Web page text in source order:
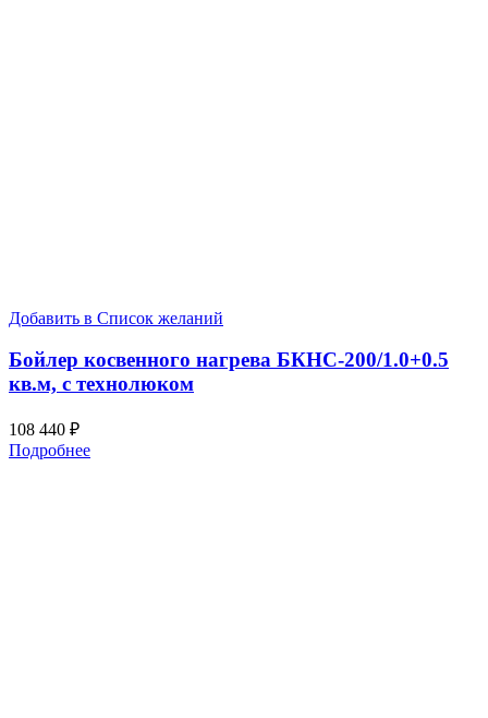
Добавить в Список желаний
Бойлер косвенного нагрева БКНС-200/1.0+0.5
кв.м, с технолюком
108 440 ₽
Подробнее